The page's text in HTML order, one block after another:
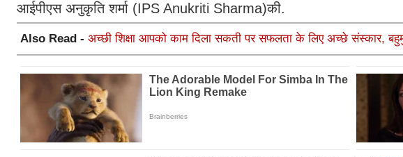
आईपीएस अनुकृति शर्मा (IPS Anukriti Sharma)की.
Also Read - अच्छी शिक्षा आपको काम दिला सकती पर सफलता के लिए अच्छे संस्कार,